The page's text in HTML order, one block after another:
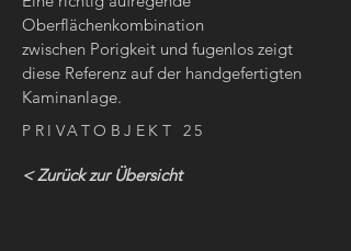
Oberflächenkombination
zwischen Porigkeit und fugenlos zeigt
diese Referenz auf der handgefertigten
Kaminanlage.
PRIVATOBJEKT 25
< Zurück zur Übersicht